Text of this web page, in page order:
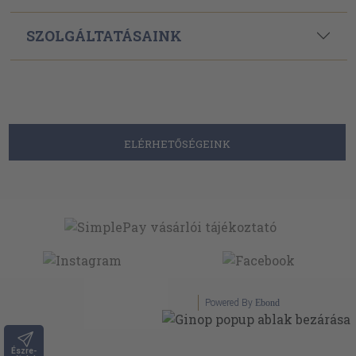
Észre-
SZOLGÁLTATÁSAINK
ELÉRHETŐSÉGEINK
Powered By Ebond